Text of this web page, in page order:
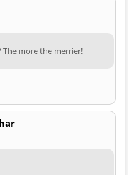
The more the merrier!